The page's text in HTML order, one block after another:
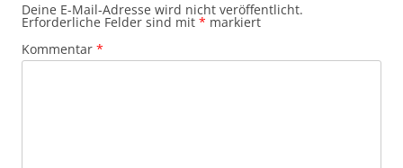
Deine E-Mail-Adresse wird nicht veröffentlicht.
Erforderliche Felder sind mit * markiert
Kommentar *